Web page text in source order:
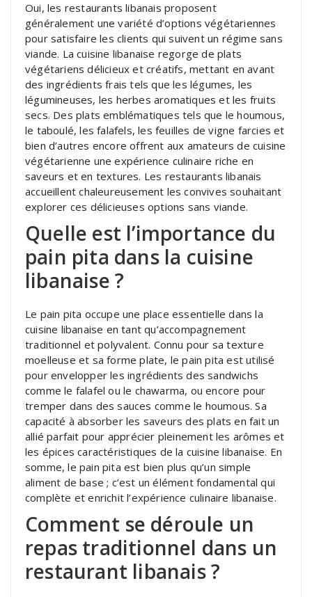
Oui, les restaurants libanais proposent
généralement une variété d’options végétariennes
pour satisfaire les clients qui suivent un régime sans
viande. La cuisine libanaise regorge de plats
végétariens délicieux et créatifs, mettant en avant
des ingrédients frais tels que les légumes, les
légumineuses, les herbes aromatiques et les fruits
secs. Des plats emblématiques tels que le houmous,
le taboulé, les falafels, les feuilles de vigne farcies et
bien d’autres encore offrent aux amateurs de cuisine
végétarienne une expérience culinaire riche en
saveurs et en textures. Les restaurants libanais
accueillent chaleureusement les convives souhaitant
explorer ces délicieuses options sans viande.
Quelle est l’importance du
pain pita dans la cuisine
libanaise ?
Le pain pita occupe une place essentielle dans la
cuisine libanaise en tant qu’accompagnement
traditionnel et polyvalent. Connu pour sa texture
moelleuse et sa forme plate, le pain pita est utilisé
pour envelopper les ingrédients des sandwichs
comme le falafel ou le chawarma, ou encore pour
tremper dans des sauces comme le houmous. Sa
capacité à absorber les saveurs des plats en fait un
allié parfait pour apprécier pleinement les arômes et
les épices caractéristiques de la cuisine libanaise. En
somme, le pain pita est bien plus qu’un simple
aliment de base ; c’est un élément fondamental qui
complète et enrichit l’expérience culinaire libanaise.
Comment se déroule un
repas traditionnel dans un
restaurant libanais ?